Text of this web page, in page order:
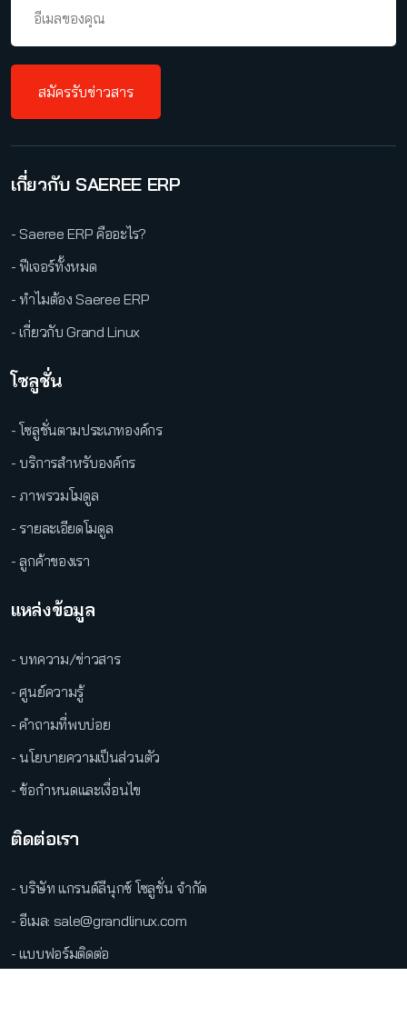
สมัครรับข่าวสาร
เกี่ยวกับ SAEREE ERP
- Saeree ERP คืออะไร?
- ฟีเจอร์ทั้งหมด
- ทำไมต้อง Saeree ERP
- เกี่ยวกับ Grand Linux
โซลูชั่น
- โซลูชั่นตามประเภทองค์กร
- บริการสำหรับองค์กร
- ภาพรวมโมดูล
- รายละเอียดโมดูล
- ลูกค้าของเรา
แหล่งข้อมูล
- บทความ/ข่าวสาร
- ศูนย์ความรู้
- คำถามที่พบบ่อย
- นโยบายความเป็นส่วนตัว
- ข้อกำหนดและเงื่อนไข
ติดต่อเรา
- บริษัท แกรนด์ลีนุกซ์ โซลูชั่น จำกัด
- อีเมล: sale@grandlinux.com
- แบบฟอร์มติดต่อ